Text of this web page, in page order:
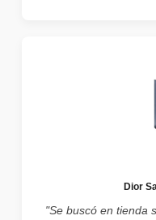
Dior
"Se buscó en tienda